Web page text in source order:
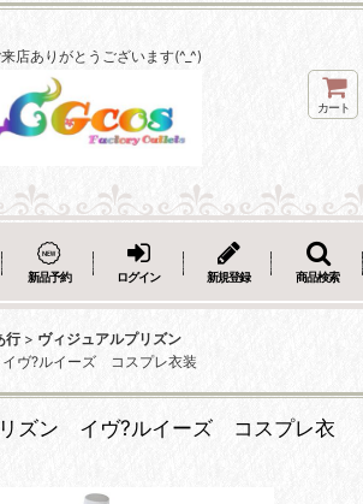
店ありがとうございます(^_^)
カート
新品予約 ログイン 新規登録 商品検索
行 > ヴィジュアルプリズン
ヴ?ルイーズ コスプレ衣装
リズン イヴ?ルイーズ コスプレ衣